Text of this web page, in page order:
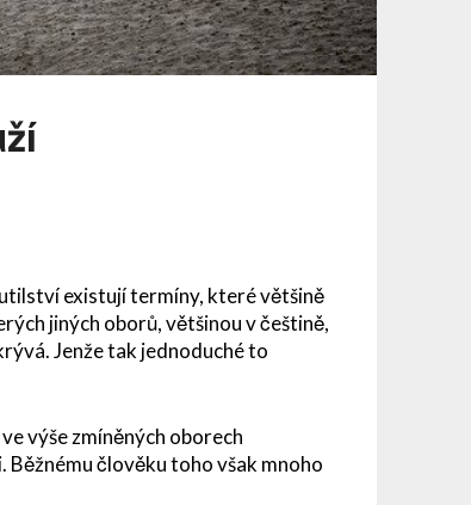
existují termíny, které většině
jiných oborů, většinou v češtině,
Jenže tak jednoduché to
výše zmíněných oborech
člověku toho však mnoho